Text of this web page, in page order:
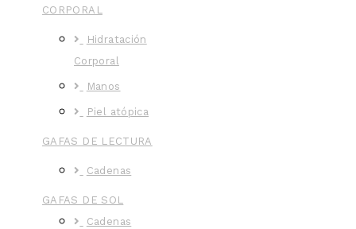
CORPORAL
Hidratación
Corporal
Manos
Piel atópica
GAFAS DE LECTURA
Cadenas
GAFAS DE SOL
Cadenas